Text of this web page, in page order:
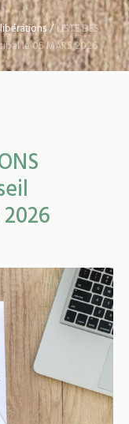
/LISTE DES
le 05 MARS 2026